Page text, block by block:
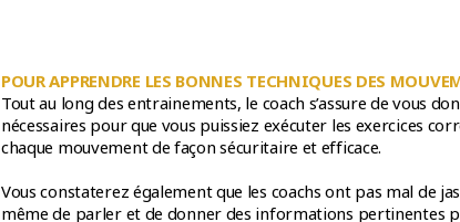
POUR APPRENDRE LES BONNES TECHNIQUES DES
Tout au long des entrainements, le coach s’assure de vous
nécessaires pour que vous puissiez exécuter les exercices
chaque mouvement de façon sécuritaire et efficace.
Vous constaterez également que les coachs ont pas mal de
même de parler et de donner des informations pertinentes